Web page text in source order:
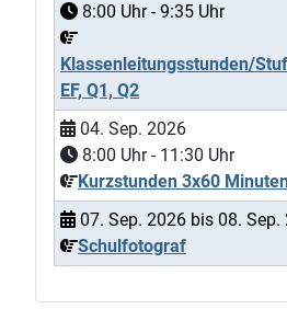
8:00 Uhr -9:35 Uhr
Klassenleitungsstunden/
EF, Q1, Q2
04. Sep. 2026
8:00 Uhr - 11:30 Uhr
Kurzstunden 3x60
07. Sep. 2026 bis 08. Sep.
Schulfotograf